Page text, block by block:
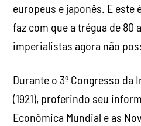
europeus e japonês. E
faz com que a trégua de 80
imperialistas agora não
Durante o 3º Congresso
(1921), proferindo seu
Econômica Mundial e as